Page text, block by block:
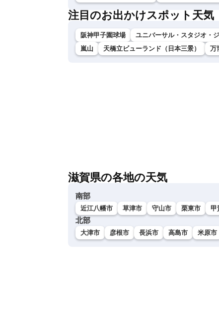
注目のお出かけスポット天気
阪神甲子園球場 ユニバーサル・スタジオ・
嵐山
天橋立ビューランド（日本三景） 万
滋賀県の各地の天気
南部
近江八幡市 草津市 守山市 栗東市 甲
北部
大津市 彦根市 長浜市 高島市 米原市